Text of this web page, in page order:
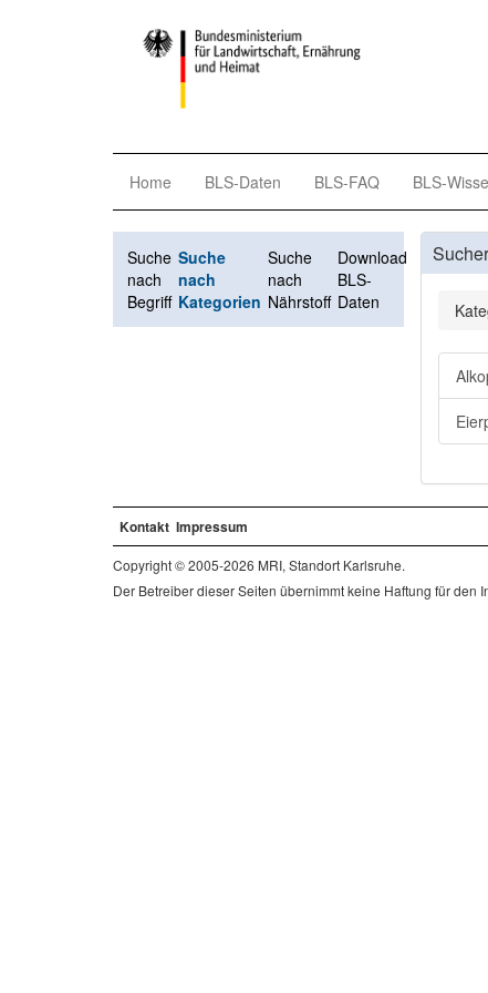
Home BLS-Daten BLS-FAQ BLS-
Suche
nach
Begriff
Suche
nach
Kategorien
Suche
nach
Nährstoff
Download
BLS-
Daten
Kontakt Impressum
Copyright © 2005-2026 MRI, Standort Karlsruhe.
Der Betreiber dieser Seiten übernimmt keine Haftung für den